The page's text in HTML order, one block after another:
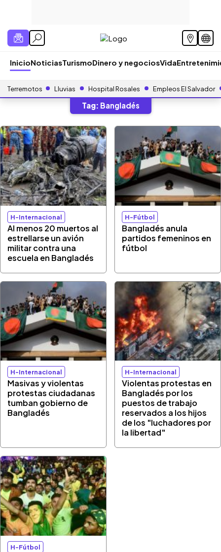
InicioNoticiasTurismoDinero y negociosVida
Terremotos Lluvias Hospital Rosales Empleos El Salvador
Tag: Bangladés
H-Internacional
Al menos 20 muertos al
estrellarse un avión
militar contra una
escuela en Bangladés
H-Fútbol
Bangladés anula
partidos femeninos en
fútbol
H-Internacional
Masivas y violentas
protestas ciudadanas
tumban gobierno de
Bangladés
H-Internacional
Violentas protestas en
Bangladés por los
puestos de trabajo
reservados a los hijos
de los "luchadores por
la libertad"
H-Fútbol